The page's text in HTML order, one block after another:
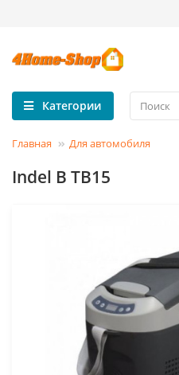
Категории
Главная Для автомобиля
Indel B TB15